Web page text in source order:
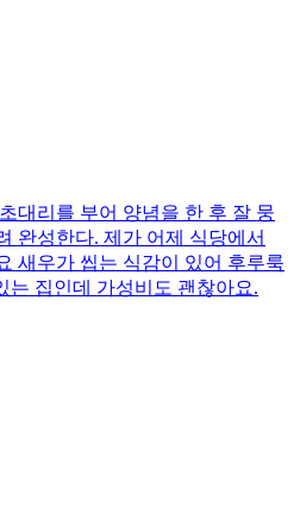
대리를 부어 양념을 한 후 잘 뭉
완성한다. 제가 어제 식당에서
새우가 씹는 식감이 있어 후루룩
는 집인데 가성비도 괜찮아요.